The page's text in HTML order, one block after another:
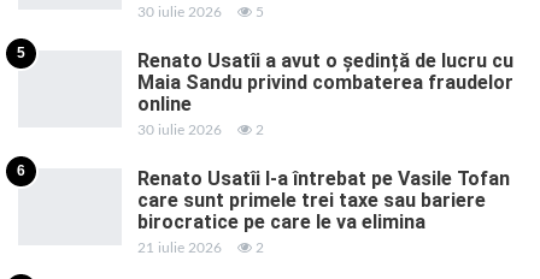
30 iulie 2026 5
5
Renato Usatîi a avut o ședință de lucru cu
Maia Sandu privind combaterea fraudelor
online
30 iulie 2026 2
6
Renato Usatîi l-a întrebat pe Vasile Tofan
care sunt primele trei taxe sau bariere
birocratice pe care le va elimina
21 iulie 2026 2